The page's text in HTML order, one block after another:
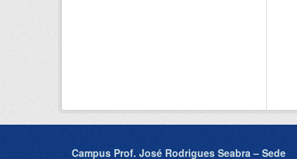
Campus Prof. José Rodrigues Seabra – Sede